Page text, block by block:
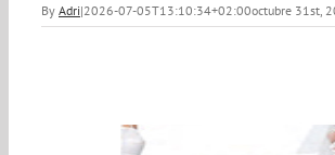
By Adri|2026-07-05T13:10:34+02:00octubre 31st,